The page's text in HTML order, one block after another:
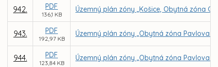
942. PDF
136,1 KB
Územný plán zóny „Košice, Obytná zóna
943. PDF
192,97 KB
Územný plán zóny „Obytná zóna Pavlova
944. PDF
123,84 KB
Územný plán zóny „Obytná zóna Pavlova